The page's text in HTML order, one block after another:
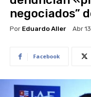
negociados”
Por Eduardo Aller Abr
Facebook